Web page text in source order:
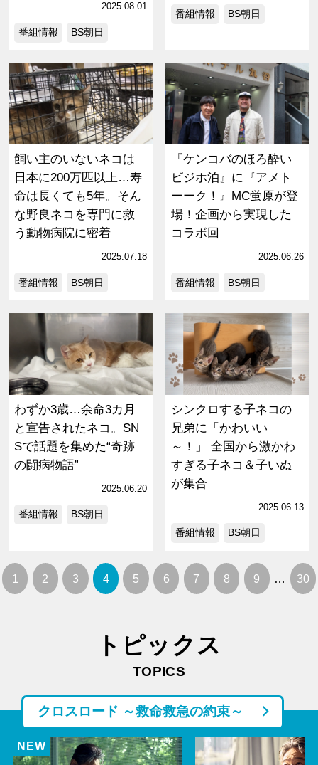
2025.08.01
番組情報 BS朝日
番組情報 BS朝日
飼い主のいないネコは
日本に200万匹以上…寿
命は長くても5年。そん
な野良ネコを専門に救
う動物病院に密着
2025.07.18
番組情報 BS朝日
『ケンコバのほろ酔い
ビジホ泊』に『アメト
ーーク！』MC蛍原が登
場！企画から実現した
コラボ回
2025.06.26
番組情報 BS朝日
わずか3歳…余命3カ月
と宣告されたネコ。SN
Sで話題を集めた“奇跡
の闘病物語”
2025.06.20
番組情報 BS朝日
シンクロする子ネコの
兄弟に「かわいい
～！」 全国から激かわ
すぎる子ネコ＆子いぬ
が集合
2025.06.13
番組情報 BS朝日
1 2 3 4 5 6 7 8 9 … 30
トピックス
TOPICS
クロスロード ～救命救急の約束～